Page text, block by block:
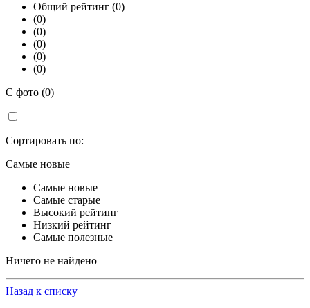
Общий рейтинг (0)
(0)
(0)
(0)
(0)
(0)
С фото (0)
Сортировать по:
Самые новые
Самые новые
Самые старые
Высокий рейтинг
Низкий рейтинг
Самые полезные
Ничего не найдено
Назад к списку